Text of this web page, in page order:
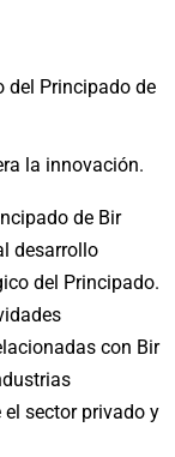
del Principado de
la innovación.
de Bir
desarrollo
del Principado.
con Bir
sector privado y